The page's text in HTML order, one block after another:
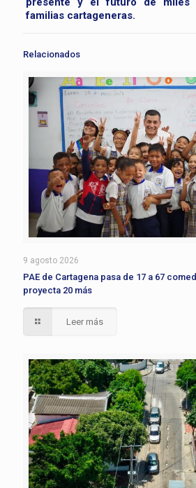
familias cartageneras.
Relacionados
9 agosto 2026
PAE de Cartagena pasa de 17 a 67
proyecta 20 más
Leer más